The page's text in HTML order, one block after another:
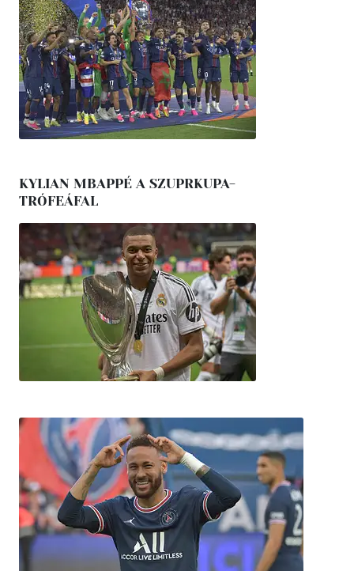
KYLIAN MBAPPÉ A SZUPRKUPA-
TRÓFEÁFAL